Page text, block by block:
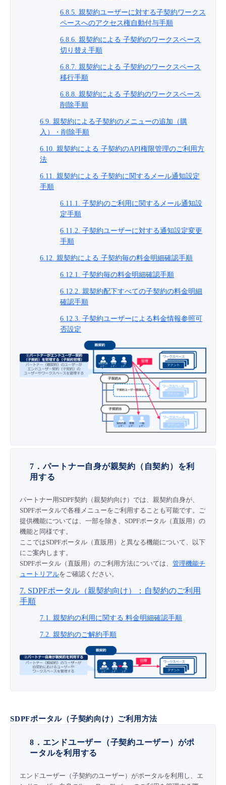
6.8.5. 親契約ユーザーに対する子契約ワークス
ペースへのアクセス権自動付与手順
6.8.6. 親契約による 子契約のワークスペース
切り替え手順
6.8.7. 親契約による 子契約のワークスペース
移行手順
6.8.8. 親契約による 子契約のワークスペース
削除手順
6.9. 親契約による子契約のメニューの追加（購
入）・削除手順
6.10. 親契約による 子契約のAPI権限管理のご利用方
法
6.11. 親契約による 子契約に関するメール通知設定
手順
6.11.1. 子契約のご利用に関するメール通知設
定手順
6.11.2. 子契約ユーザーに対する通知設定変更
手順
6.12. 親契約による 子契約毎の料金明細確認手順
6.12.1. 子契約毎の料金明細確認手順
6.12.2. 親契約配下すべての子契約の料金明細
確認手順
6.12.3. 子契約ユーザーによる料金情報参照可
否設定
7．パートナー自身が親契約（自契約）を利
用する
パートナー用SDPF契約（親契約向け）では、親契約自身が、
SDPFポータルで各種メニューをご利用することも可能です。ご
提供機能については、一部を除き、SDPFポータル（直販用）の
機能と同様です。
ここではSDPFポータル（直販用）と異なる機能について、以下
にご案内します。
SDPFポータル（直販用）のご利用方法については、 管理機能チ
ュートリアルをご確認ください。
7. SDPFポータル（親契約向け）：自契約のご利用
手順
7.1. 親契約の利用に関する 料金明細確認手順
7.2. 親契約のご解約手順
SDPFポータル（子契約向け）ご利用方法
8．エンドユーザー（子契約ユーザー）がポ
ータルを利用する
エンドユーザー（子契約のユーザー）がポータルを利用し、エ